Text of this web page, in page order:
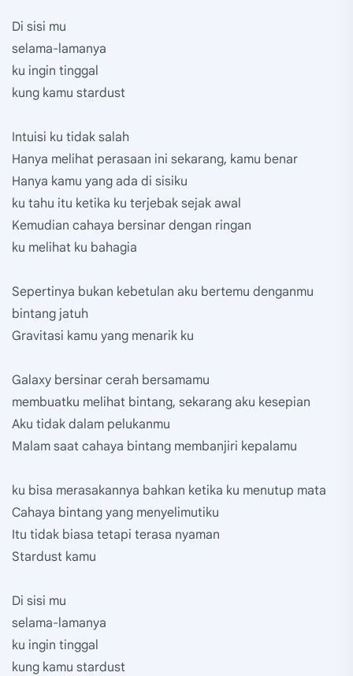
Di sisi mu
selama-lamanya
ku ingin tinggal
kung kamu stardust
Intuisi ku tidak salah
Hanya melihat perasaan ini sekarang, kamu benar
Hanya kamu yang ada di sisiku
ku tahu itu ketika ku terjebak sejak awal
Kemudian cahaya bersinar dengan ringan
ku melihat ku bahagia
Sepertinya bukan kebetulan aku bertemu denganmu
bintang jatuh
Gravitasi kamu yang menarik ku
Galaxy bersinar cerah bersamamu
membuatku melihat bintang, sekarang aku kesepian
Aku tidak dalam pelukanmu
Malam saat cahaya bintang membanjiri kepalamu
ku bisa merasakannya bahkan ketika ku menutup mata
Cahaya bintang yang menyelimutiku
Itu tidak biasa tetapi terasa nyaman
Stardust kamu
Di sisi mu
selama-lamanya
ku ingin tinggal
kung kamu stardust